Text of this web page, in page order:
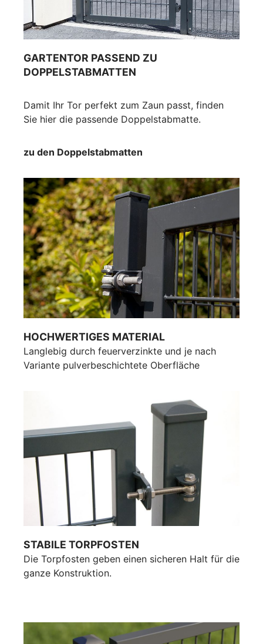
GARTENTOR PASSEND ZU
DOPPELSTABMATTEN
Damit Ihr Tor perfekt zum Zaun passt, finden
Sie hier die passende Doppelstabmatte.
zu den Doppelstabmatten
HOCHWERTIGES MATERIAL
Langlebig durch feuerverzinkte und je nach
Variante pulverbeschichtete Oberfläche
STABILE TORPFOSTEN
Die Torpfosten geben einen sicheren Halt für die
ganze Konstruktion.